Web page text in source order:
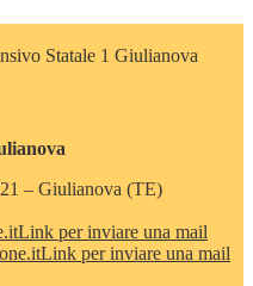
Statale 1 Giulianova
– Giulianova (TE)
Link per inviare una mail
Link per inviare una mail